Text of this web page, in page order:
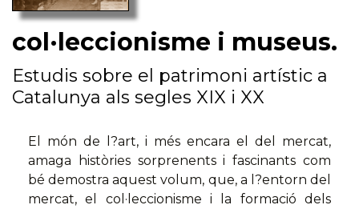
col·leccionisme i museus.
Estudis sobre el patrimoni artístic a
Catalunya als segles XIX i XX
El món de l?art, i més encara el del mercat,
amaga històries sorprenents i fascinants com
bé demostra aquest volum, que, a l?entorn del
mercat, el col·leccionisme i la formació dels